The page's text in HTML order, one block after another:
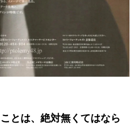
とは、絶対無くてはなら